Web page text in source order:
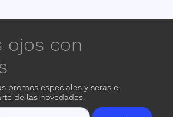
ojos con
promos especiales y serás el
de las novedades.